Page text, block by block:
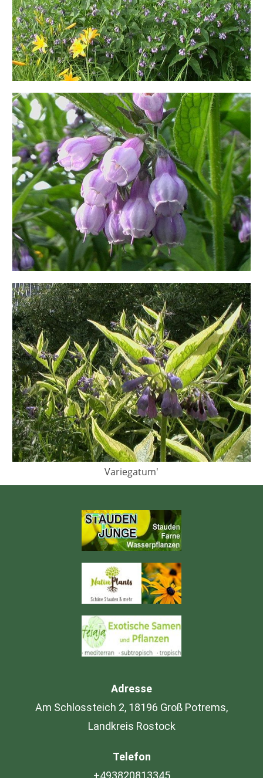
Variegatum'
Adresse
Am Schlossteich 2, 18196 Groß Potrems,
Landkreis Rostock
Telefon
+493820813345